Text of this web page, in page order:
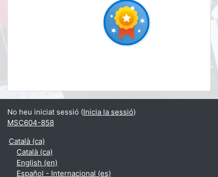
No heu iniciat sessió (Inicia la sessió)
MSC604-858
Català ‎(ca)‎
Català ‎(ca)‎
English ‎(en)‎
Español - Internacional ‎(es)‎